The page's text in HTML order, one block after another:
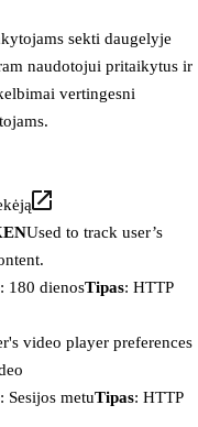
sekti daugelyje
naudotojui pritaikytus ir
vertingesni
Used to track user’s
: 180 dienosTipas: HTTP
video player preferences
: Sesijos metuTipas: HTTP